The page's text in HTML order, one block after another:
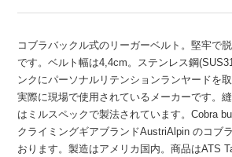
コブラバックル式のリーガーベルト。堅牢で
です。ベルト幅は4,4cm。ステンレス鋼
ンクにパーソナルリテンションランヤードを
実際に現場で使用されているメーカーです。
はミルスペックで製法されています。Cobra
クライミングギアブランドAustriAlpin のコブ
おります。製造はアメリカ国内。商品はATS